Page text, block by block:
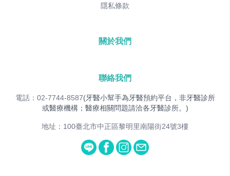
隱私條款
關於我們
聯絡我們
電話：02-7744-8587(牙醫小幫手為牙醫預約平台，非牙醫診所
或醫療機構；醫療相關問題請洽各牙醫診所。)
地址：100臺北市中正區黎明里南陽街24號3樓